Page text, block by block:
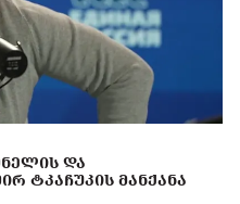
ᲓᲐ
ᲢᲙᲐᲩᲣᲙᲘᲡ ᲛᲐᲜᲥᲐᲜᲐ